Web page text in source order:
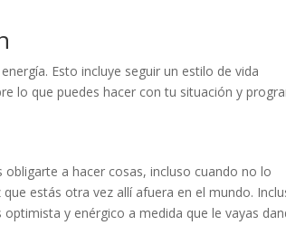
Esto incluye seguir un estilo de vida
lo que puedes hacer con tu situación y
a hacer cosas, incluso cuando no lo
estás otra vez allí afuera en el mundo.
y enérgico a medida que le vayas